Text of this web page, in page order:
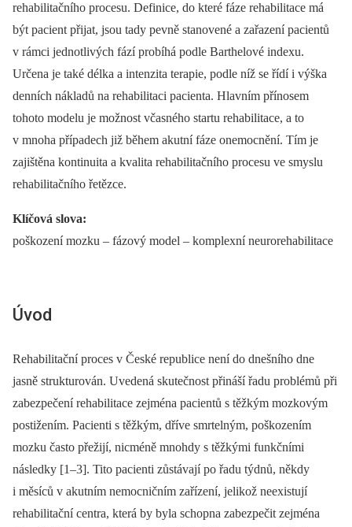
rehabilitačního procesu. Definice, do které fáze rehabilitace má
být pacient přijat, jsou tady pevně stanovené a zařazení pacientů
v rámci jednotlivých fází probíhá podle Barthelové indexu.
Určena je také délka a intenzita terapie, podle níž se řídí i výška
denních nákladů na rehabilitaci pacienta. Hlavním přínosem
tohoto modelu je možnost včasného startu rehabilitace, a to
v mnoha případech již během akutní fáze onemocnění. Tím je
zajištěna kontinuita a kvalita rehabilitačního procesu ve smyslu
rehabilitačního řetězce.
Klíčová slova:
poškození mozku –⁠ fázový model –⁠ komplexní neurorehabilitace
Úvod
Rehabilitační proces v České republice není do dnešního dne
jasně strukturován. Uvedená skutečnost přináší řadu problémů při
zabezpečení rehabilitace zejména pacientů s těžkým mozkovým
postižením. Pacienti s těžkým, dříve smrtelným, poškozením
mozku často přežijí, nicméně mnohdy s těžkými funkčními
následky [1–3]. Tito pacienti zůstávají po řadu týdnů, někdy
i měsíců v akutním nemocničním zařízení, jelikož neexistují
rehabilitační centra, která by byla schopna zabezpečit zejména